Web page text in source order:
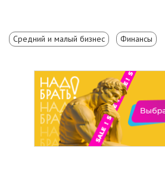
Средний и малый бизнес Финансы